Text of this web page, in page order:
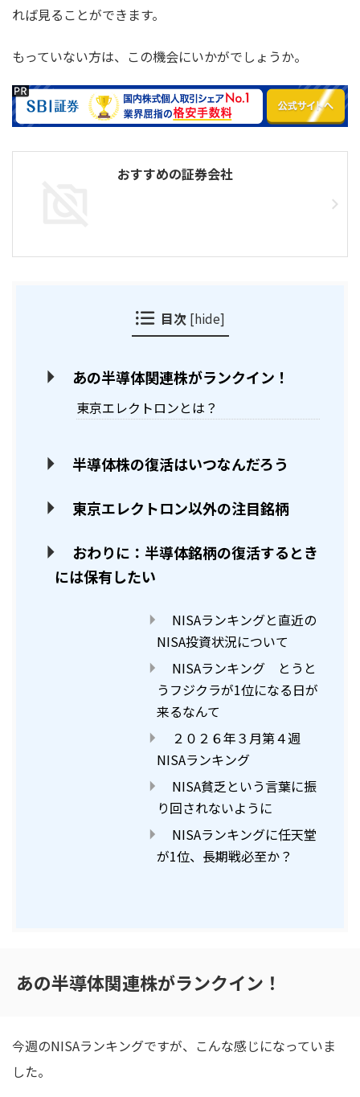
れば見ることができます。
もっていない方は、この機会にいかがでしょうか。
おすすめの証券会社
目次 [hide]
あの半導体関連株がランクイン！
東京エレクトロンとは？
半導体株の復活はいつなんだろう
東京エレクトロン以外の注目銘柄
おわりに：半導体銘柄の復活するとき
には保有したい
NISAランキングと直近の
NISA投資状況について
NISAランキング とうと
うフジクラが1位になる日が
来るなんて
２０２６年３月第４週
NISAランキング
NISA貧乏という言葉に振
り回されないように
NISAランキングに任天堂
が1位、長期戦必至か？
あの半導体関連株がランクイン！
今週のNISAランキングですが、こんな感じになっていま
した。